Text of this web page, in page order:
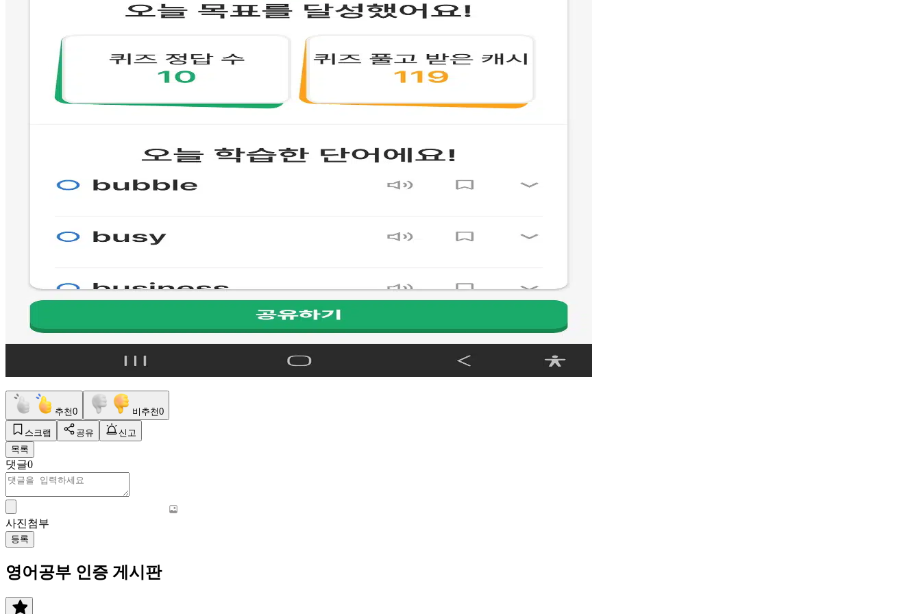
추천0 비추천0
스크랩 공유
신고
목록
댓글0
사진첨부
등록
영어공부 인증 게시판